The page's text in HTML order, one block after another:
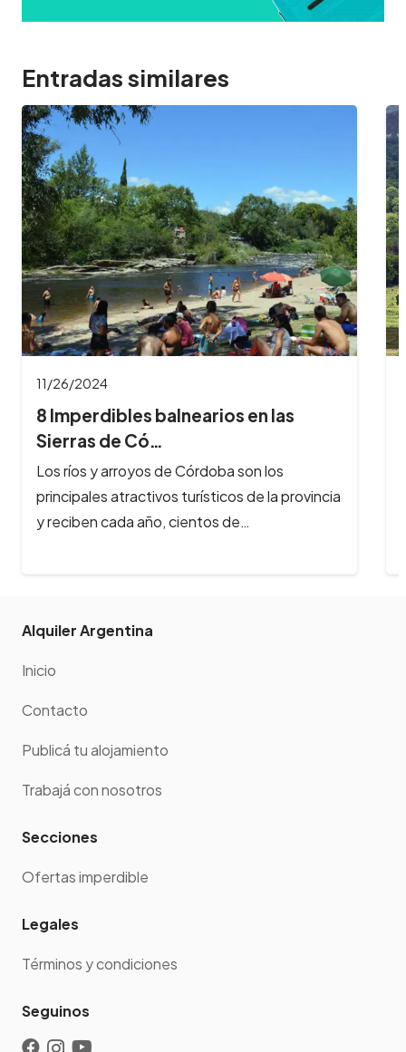
Entradas similares
11/26/2024
8 Imperdibles balnearios en las
Sierras de Có…
Los ríos y arroyos de Córdoba son los
principales atractivos turísticos de la provincia
y reciben cada año, cientos de…
Alquiler Argentina
Inicio
Contacto
Publicá tu alojamiento
Trabajá con nosotros
Secciones
Ofertas imperdible
Legales
Términos y condiciones
Seguinos